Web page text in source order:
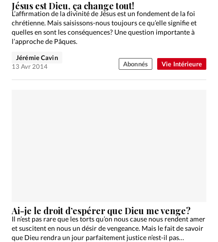
Vie Intérieure
Jésus est Dieu, ça change tout!
L’affirmation de la divinité de Jésus est un fondement de la foi
chrétienne. Mais saisissons-nous toujours ce qu’elle signifie et
quelles en sont les conséquences? Une question importante à
l’approche de Pâques.
Jérémie Cavin
13 Avr 2014
Abonnés
Ai-je le droit d’espérer que Dieu me venge?
Il n’est pas rare que les torts qu’on nous cause nous rendent amer
et suscitent en nous un désir de vengeance. Mais le fait de savoir
que Dieu rendra un jour parfaitement justice n’est-il pas…